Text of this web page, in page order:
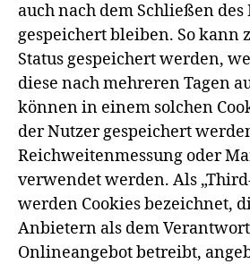
auch nach dem Schließen des
gespeichert bleiben. So kann
Status gespeichert werden,
diese nach mehreren Tagen
können in einem solchen
der Nutzer gespeichert
Reichweitenmessung oder
verwendet werden. Als
werden Cookies bezeichnet,
Anbietern als dem
Onlineangebot betreibt,